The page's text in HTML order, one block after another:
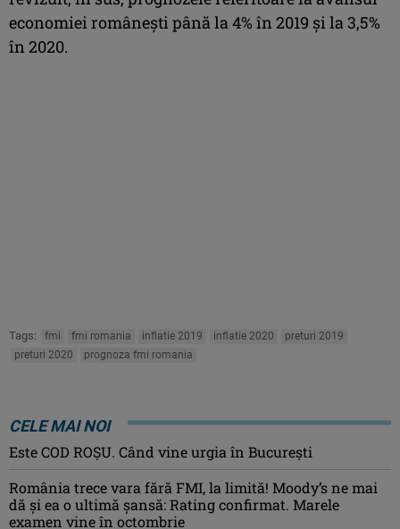
economiei româneşti până la 4% în 2019 şi la 3,5%
în 2020.
Tags: fmi fmi romania inflatie 2019 inflatie 2020
preturi 2019
preturi 2020
prognoza fmi romania
CELE MAI NOI
Este COD ROŞU. Când vine urgia în Bucureşti
România trece vara fără FMI, la limită! Moody’s ne mai
dă și ea o ultimă șansă: Rating confirmat. Marele
examen vine în octombrie